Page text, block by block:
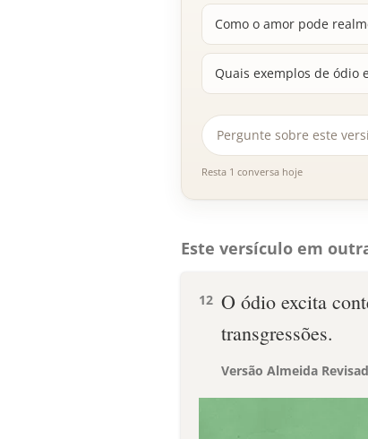
Como o amor pode
Quais exemplos de ódio
Resta 1 conversa hoje
Este versículo em
12 O ódio excita
transgressões.
Versão Almeida